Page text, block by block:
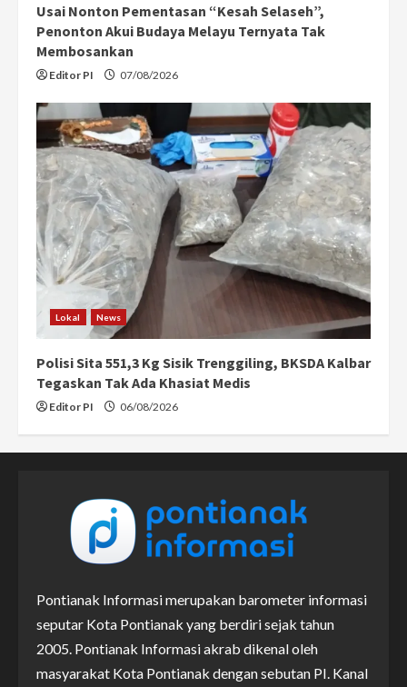
Usai Nonton Pementasan “Kesah Selaseh”,
Penonton Akui Budaya Melayu Ternyata Tak
Membosankan
Editor PI 07/08/2026
Lokal News
Polisi Sita 551,3 Kg Sisik Trenggiling, BKSDA Kalbar
Tegaskan Tak Ada Khasiat Medis
Editor PI 06/08/2026
Pontianak Informasi merupakan barometer informasi
seputar Kota Pontianak yang berdiri sejak tahun
2005. Pontianak Informasi akrab dikenal oleh
masyarakat Kota Pontianak dengan sebutan PI. Kanal